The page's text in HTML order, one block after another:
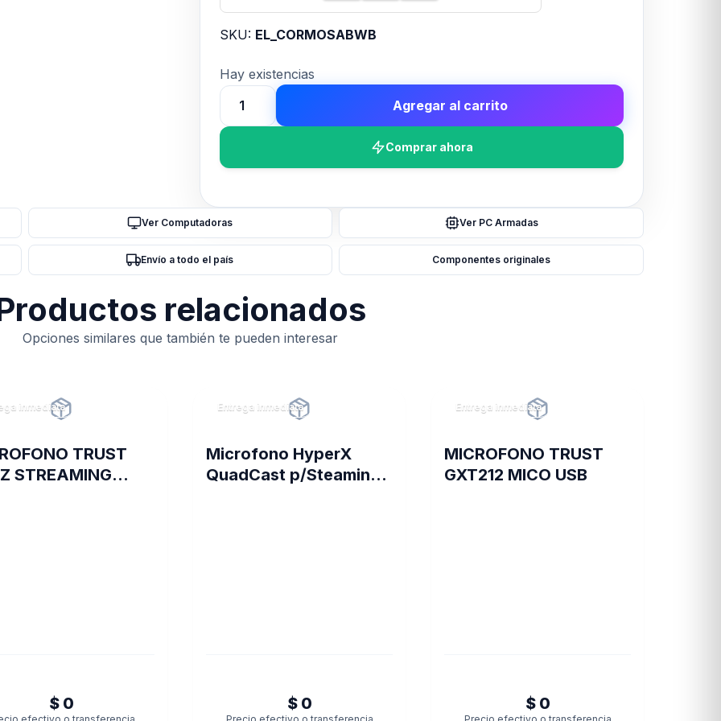
SKU: EL_CORMOSABWB
Hay existencias
Mouse
gamer
ULTRALIGHT
Wireless
blanco
cantidad
Agregar al carrito
Comprar ahora
Ver Computadoras Ver PC Armadas
Envío a todo el país Componentes originales
relacionados
Opciones similares que también te pueden interesar
inmediata
TRUST
STREAMING
$ 0
Entrega inmediata
Microfono HyperX
QuadCast p/Steaming
$ 0
Entrega inmediata
MICROFONO TRUST
GXT212 MICO USB
$ 0